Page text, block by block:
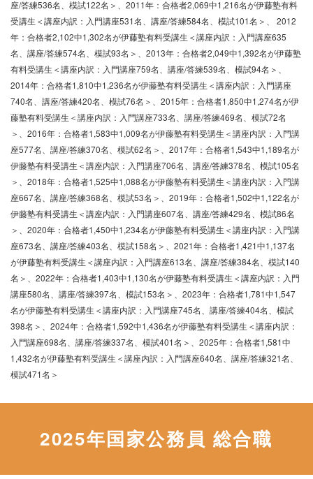
座/答練536名、模試122名＞、2011年：合格者2,069中1,216名が伊藤塾有料
受講生＜講座内訳：入門講座531名、講座/答練584名、模試101名＞、 2012
年：合格者2,102中1,302名が伊藤塾有料受講生＜講座内訳：入門講座635
名、講座/答練574名、模試93名＞、2013年：合格者2,049中1,392名が伊藤塾
有料受講生＜講座内訳：入門講座759名、講座/答練539名、模試94名＞、
2014年：合格者1,810中1,236名が伊藤塾有料受講生＜講座内訳：入門講座
740名、講座/答練420名、模試76名＞、2015年：合格者1,850中1,274名が伊
藤塾有料受講生＜講座内訳：入門講座733名、講座/答練469名、模試72名
＞、2016年：合格者1,583中1,009名が伊藤塾有料受講生＜講座内訳：入門講
座577名、講座/答練370名、模試62名＞、2017年：合格者1,543中1,189名が
伊藤塾有料受講生＜講座内訳：入門講座706名、講座/答練378名、模試105名
＞、2018年：合格者1,525中1,088名が伊藤塾有料受講生＜講座内訳：入門講
座667名、講座/答練368名、模試53名＞、2019年：合格者1,502中1,122名が
伊藤塾有料受講生＜講座内訳：入門講座607名、講座/答練429名、模試86名
＞、2020年：合格者1,450中1,234名が伊藤塾有料受講生＜講座内訳：入門講
座673名、講座/答練403名、模試158名＞、2021年：合格者1,421中1,137名
が伊藤塾有料受講生＜講座内訳：入門講座613名、講座/答練384名、模試140
名＞、2022年：合格者1,403中1,130名が伊藤塾有料受講生＜講座内訳：入門
講座580名、講座/答練397名、模試153名＞、2023年：合格者1,781中1,547
名が伊藤塾有料受講生＜講座内訳：入門講座745名、講座/答練404名、模試
398名＞、2024年：合格者1,592中1,436名が伊藤塾有料受講生＜講座内訳：
入門講座698名、講座/答練337名、模試401名＞、2025年：合格者1,581中
1,432名が伊藤塾有料受講生＜講座内訳：入門講座640名、講座/答練321名、
模試471名＞
2025年国家公務員 総合職